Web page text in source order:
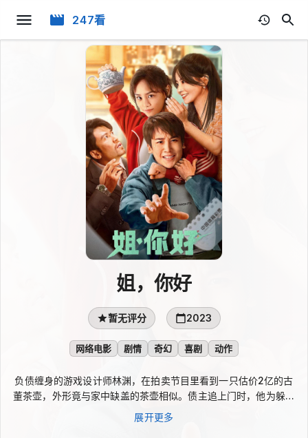
247看
姐，你好
暂无评分 2023
网络电影 剧情 奇幻 喜剧 动作
负债缠身的游戏设计师林渊，在拍卖节目里看到一只估价2亿的古
董茶壶，外形竟与家中缺盖的茶壶相似。债主追上门时，他为躲债
遭遇车祸，醒来后回到1998年，也就是自己出生前一年。为了寻
找茶壶、让生父与尚未成婚的母亲朱小花走到一起，林渊被迫介入
展开更多